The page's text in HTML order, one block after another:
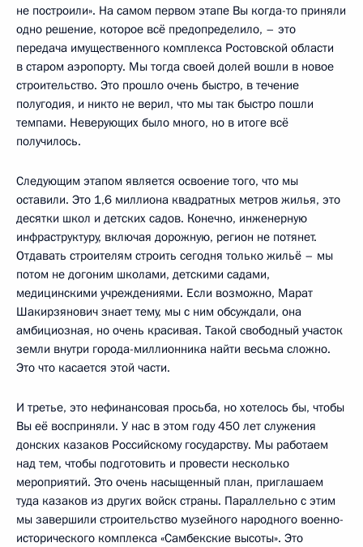
не построили». На самом первом этапе Вы когда-то приняли
одно решение, которое всё предопределило, – это
передача имущественного комплекса Ростовской области
в старом аэропорту. Мы тогда своей долей вошли в новое
строительство. Это прошло очень быстро, в течение
полугодия, и никто не верил, что мы так быстро пошли
темпами. Неверующих было много, но в итоге всё
получилось.
Следующим этапом является освоение того, что мы
оставили. Это 1,6 миллиона квадратных метров жилья, это
десятки школ и детских садов. Конечно, инженерную
инфраструктуру, включая дорожную, регион не потянет.
Отдавать строителям строить сегодня только жильё – мы
потом не догоним школами, детскими садами,
медицинскими учреждениями. Если возможно, Марат
Шакирзянович знает тему, мы с ним обсуждали, она
амбициозная, но очень красивая. Такой свободный участок
земли внутри города-миллионника найти весьма сложно.
Это что касается этой части.
И третье, это нефинансовая просьба, но хотелось бы, чтобы
Вы её восприняли. У нас в этом году 450 лет служения
донских казаков Российскому государству. Мы работаем
над тем, чтобы подготовить и провести несколько
мероприятий. Это очень насыщенный план, приглашаем
туда казаков из других войск страны. Параллельно с этим
мы завершили строительство музейного народного военно-
исторического комплекса «Самбекские высоты». Это